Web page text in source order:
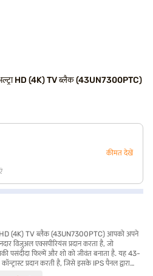
HD (4K) TV ब्लैक (43UN7300PTC)
कीमत देखें
(4K) TV ब्लैक (43UN7300PTC) आपको अपने
विजुअल एक्सपीरियंस प्रदान करता है, जो
पसंदीदा फिल्में और शो को जीवंत बनाता है. यह 43-
प्रदान करती है, जिसे इसके IPS पैनल द्वारा